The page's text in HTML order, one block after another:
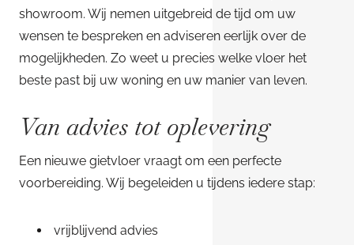
showroom. Wij nemen uitgebreid de tijd om uw
wensen te bespreken en adviseren eerlijk over de
mogelijkheden. Zo weet u precies welke vloer het
beste past bij uw woning en uw manier van leven.
Van advies tot oplevering
Een nieuwe gietvloer vraagt om een perfecte
voorbereiding. Wij begeleiden u tijdens iedere stap:
vrijblijvend advies